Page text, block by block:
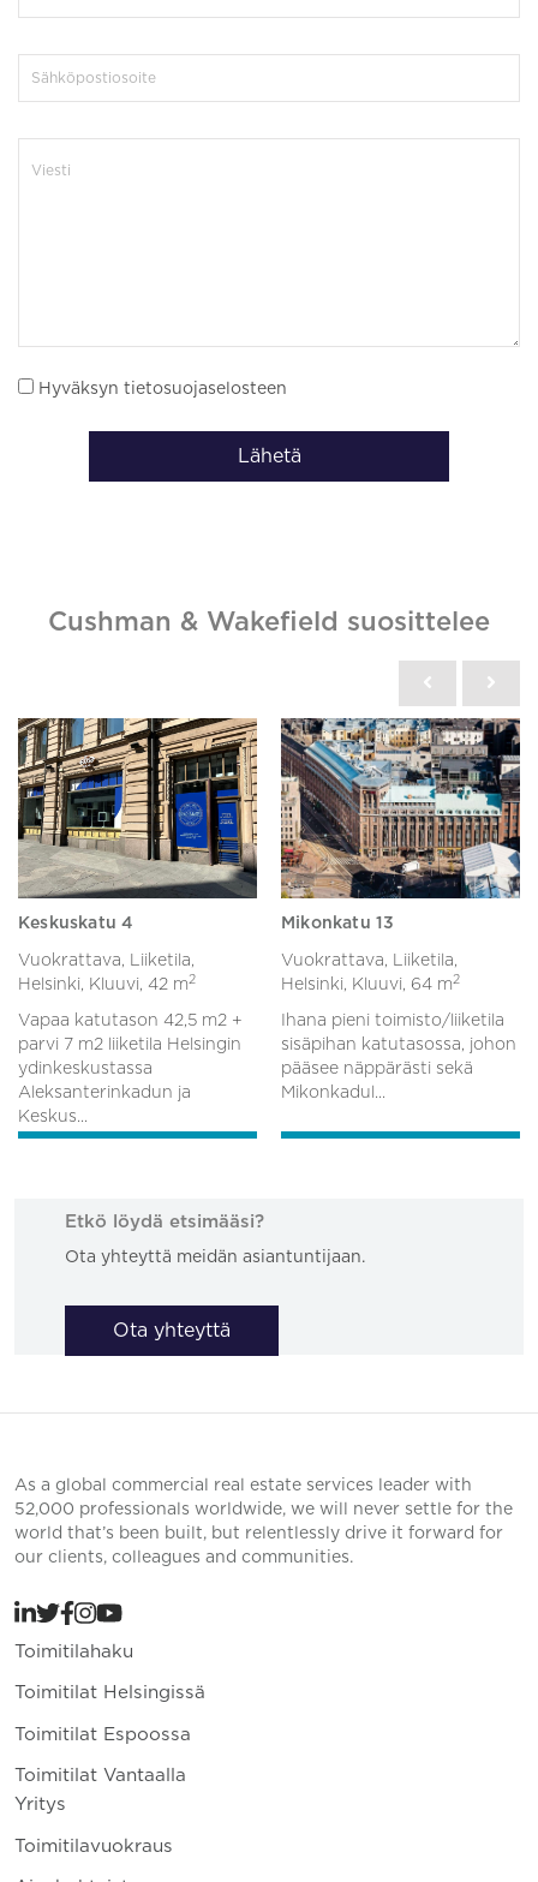
Hyväksyn tietosuojaselosteen
Lähetä
Cushman & Wakefield suosittelee
Keskuskatu 4
Vuokrattava, Liiketila,
Helsinki, Kluuvi, 42 m 2
Vapaa katutason 42,5 m2 +
parvi 7 m2 liiketila Helsingin
ydinkeskustassa
Aleksanterinkadun ja
Keskus...
Mikonkatu 13
Vuokrattava, Liiketila,
Helsinki, Kluuvi, 64 m 2
Ihana pieni toimisto/liiketila
sisäpihan katutasossa, johon
pääsee näppärästi sekä
Mikonkadul...
Etkö löydä etsimääsi?
Ota yhteyttä meidän asiantuntijaan.
Ota yhteyttä
As a global commercial real estate services leader with
52,000 professionals worldwide, we will never settle for the
world that’s been built, but relentlessly drive it forward for
our clients, colleagues and communities.
Toimitilahaku
Toimitilat Helsingissä
Toimitilat Espoossa
Toimitilat Vantaalla
Yritys
Toimitilavuokraus